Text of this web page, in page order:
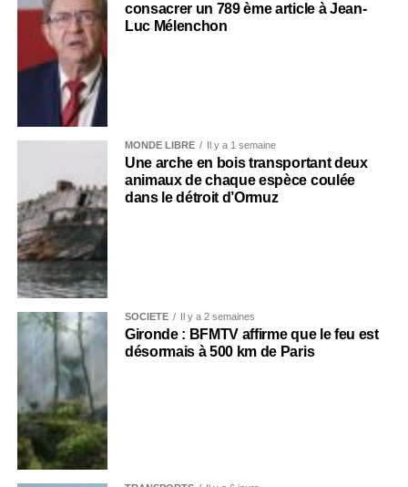
consacrer un 789 ème article à Jean-
Luc Mélenchon
MONDE LIBRE Il y a 1 semaine
Une arche en bois transportant deux
animaux de chaque espèce coulée
dans le détroit d’Ormuz
SOCIÉTÉ Il y a 2 semaines
Gironde : BFMTV affirme que le feu est
désormais à 500 km de Paris